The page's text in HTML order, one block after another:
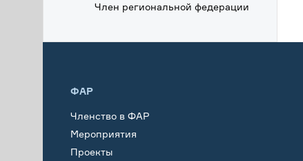
Член региональной федерации
ФАР
Членство в ФАР
Мероприятия
Проекты